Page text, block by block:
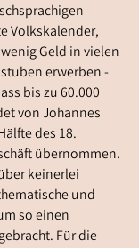
Volkskalender,
Geld in vielen
erwerben -
bis zu 60.000
von Johannes
des 18.
übernommen.
keinerlei
und
so einen
Für die